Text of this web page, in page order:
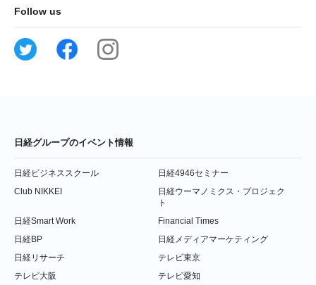
Follow us
日経グループのイベント情報
日経ビジネススクール
日経4946セミナー
Club NIKKEI
日経ウーマノミクス・プロジェク
ト
日経Smart Work
Financial Times
日経BP
日経メディアマーケティング
日経リサーチ
テレビ東京
テレビ大阪
テレビ愛知